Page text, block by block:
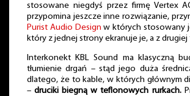
stosowane niegdyś przez firmę Vertex
przypomina jeszcze inne rozwiązanie,
Purist Audio Design w których stosowany
który z jednej strony ekranuje je, a z drugiej
Interkonekt KBL Sound ma klasyczną
tłumienie drgań – stąd jego duża
dlatego, że to kable, w których głównym
–druciki biegną w teflonowych rurkach.